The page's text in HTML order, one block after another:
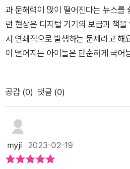
오늘은 글 쓰는 날'로 나뉜다. 각장의
록되어 있다.​​이 책에서는 왜 글을 써
하는 것부터 언급한다. 세계의 대학이
물론이고, 이과 전공생에게도 꼭 필요
면 되겠다. ​그렇게 먼저 글쓰기의 필
기 전에 알아두어야 할 기본적인 지식
준비운동을 할 수 있도록 안내해준다
장에서는 실전 글쓰기에 돌입한다.
업이 필요하다. ​막연히 '글쓰기'라고
동시에 글쓰기 시험을 치러야 합니다
모국어가 아닌 영어로 글을 써야 하
지요. 하지만 걱정할 필요는 없어요.
과 어휘력을 갖추었다면 영어 에세
는 없으니까요.p.44디지털 정보는
인터넷을 구성하는 기능 중에 하이퍼
필요한 정보를 더욱 깊이 그리고 다
유용한 기능이지요. 하지만 단점도 있
방해가 됩니다.<청소년을 위한 글쓰
선화 박사는 25년간 기자로 활동하며
과 문해력이 많이 떨어진다는 뉴스를
런 현상은 디지털 기기의 보급과 책
서 연쇄적으로 발생하는 문제라고 해
이 떨어지는 아이들은 단순하게 국어
한 글쓰기수업은 문해력과 어휘력을
인 수단이에요.Part 2:글쓰기힘을 통
단순히 글을 잘쓰기 위한 기술이 아
체계화하는 수단이기 때문에 청소년
글쓰기 에세이는 고등학교 국어 교과
공감 (0) 댓글 (0)
myji 2023-02-19